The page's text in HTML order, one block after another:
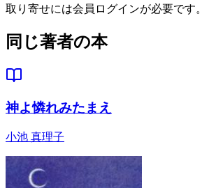
取り寄せには会員ログインが必要です。
同じ著者の本
神よ憐れみたまえ
小池 真理子